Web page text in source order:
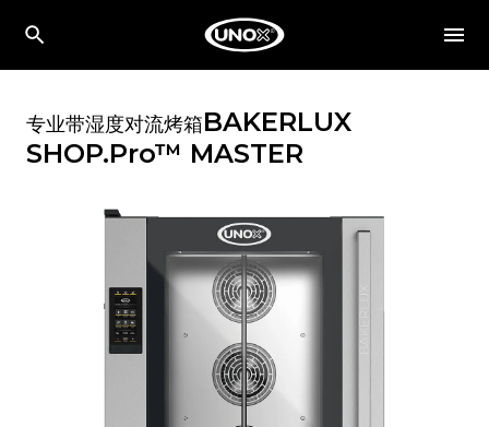
专业带湿度对流烤箱BAKERLUX
SHOP.Pro™ MASTER